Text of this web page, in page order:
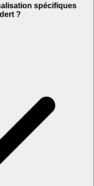
spécifiques
?